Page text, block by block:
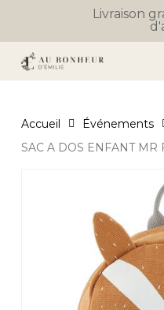
content
Livraison
Accueil Événements
SAC A DOS ENFANT MR